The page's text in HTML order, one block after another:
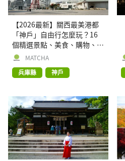
【2026最新】關西最美港都
「神戶」自由行怎麼玩？16
個精選景點、美食、購物、交
通、住宿資訊彙整
MATCHA
兵庫縣
神戶